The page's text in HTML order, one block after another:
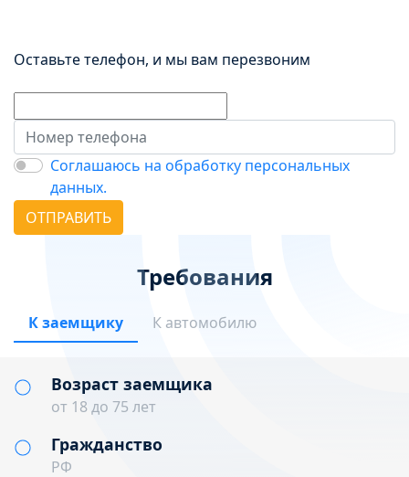
Оставьте телефон, и мы вам перезвоним
Соглашаюсь на обработку персональных
данных.
ОТПРАВИТЬ
Требования
К заемщику К автомобилю
Возраст заемщика
от 18 до 75 лет
Гражданство
РФ